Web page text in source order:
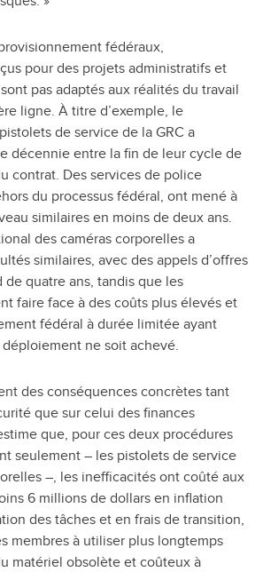
fédéraux,
pour des projets administratifs et
pas adaptés aux réalités du travail
ligne. À titre d’exemple, le
de service de la GRC a
décennie entre la fin de leur cycle de
contrat. Des services de police
du processus fédéral, ont mené à
similaires en moins de deux ans.
des caméras corporelles a
similaires, avec des appels d’offres
de quatre ans, tandis que les
faire face à des coûts plus élevés et
fédéral à durée limitée ayant
ne soit achevé.
des conséquences concrètes tant
que sur celui des finances
que, pour ces deux procédures
seulement – les pistolets de service
–, les inefficacités ont coûté aux
6 millions de dollars en inflation
des tâches et en frais de transition,
membres à utiliser plus longtemps
matériel obsolète et coûteux à